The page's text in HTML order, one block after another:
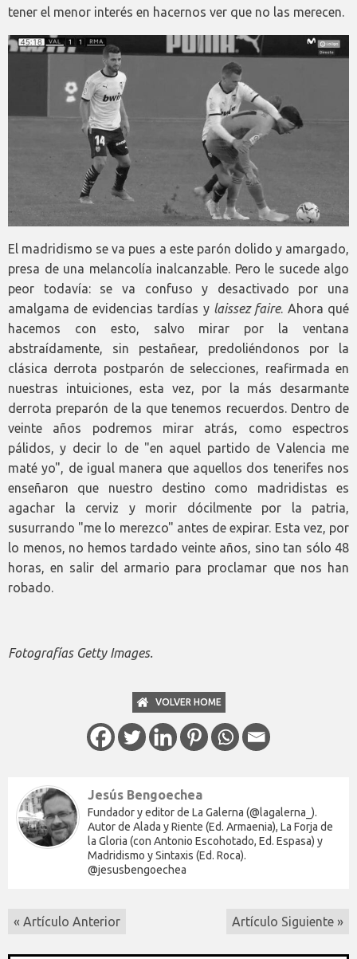
tener el menor interés en hacernos ver que no las merecen.
El madridismo se va pues a este parón dolido y amargado,
presa de una melancolía inalcanzable. Pero le sucede algo
peor todavía: se va confuso y desactivado por una
amalgama de evidencias tardías y laissez faire. Ahora qué
hacemos con esto, salvo mirar por la ventana
abstraídamente, sin pestañear, predoliéndonos por la
clásica derrota postparón de selecciones, reafirmada en
nuestras intuiciones, esta vez, por la más desarmante
derrota preparón de la que tenemos recuerdos. Dentro de
veinte años podremos mirar atrás, como espectros
pálidos, y decir lo de "en aquel partido de Valencia me
maté yo", de igual manera que aquellos dos tenerifes nos
enseñaron que nuestro destino como madridistas es
agachar la cerviz y morir dócilmente por la patria,
susurrando "me lo merezco" antes de expirar. Esta vez, por
lo menos, no hemos tardado veinte años, sino tan sólo 48
horas, en salir del armario para proclamar que nos han
robado.
Fotografías Getty Images.
VOLVER HOME
Jesús Bengoechea
Fundador y editor de La Galerna (@lagalerna_).
Autor de Alada y Riente (Ed. Armaenia), La Forja de
la Gloria (con Antonio Escohotado, Ed. Espasa) y
Madridismo y Sintaxis (Ed. Roca).
@jesusbengoechea
« Artículo Anterior Artículo Siguiente »